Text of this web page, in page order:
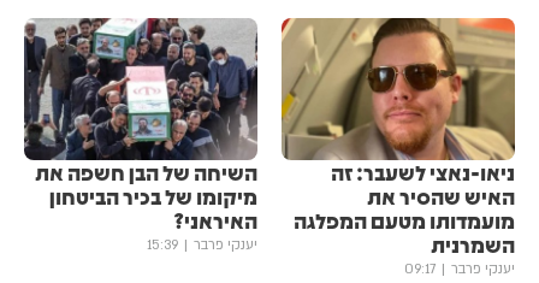
ניאו-נאצי לשעבר: זה
האיש שהסיר את
מועמדותו מטעם המפלגה
השמרנית
יענקי פרבר 09:17
השיחה של הבן חשפה את
מיקומו של בכיר הביטחון
האיראני?
יענקי פרבר 15:39